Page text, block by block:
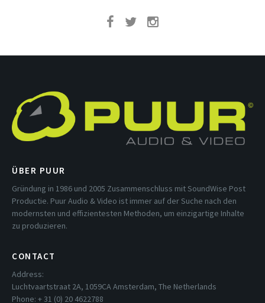
ÜBER PUUR
Gründung in 1986 und 2005 Zusammenschluss mit SoundWise Post
Productie. Puur Audio & Video ist immer auf der Suche nach den
modernsten und effizientesten Methoden, um einzigartige Inhalte
zu produzieren.
CONTACT
Address:
Luchtvaartstraat 2A, 1059CA Amsterdam, The Netherlands
Phone: + 31 (0) 20 4622788